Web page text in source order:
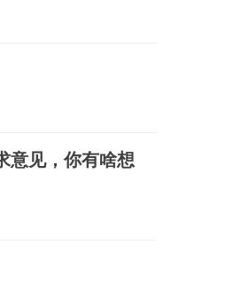
意见，你有啥想